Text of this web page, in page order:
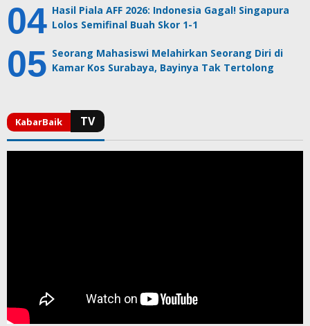
Hasil Piala AFF 2026: Indonesia Gagal! Singapura
Lolos Semifinal Buah Skor 1-1
Seorang Mahasiswi Melahirkan Seorang Diri di
Kamar Kos Surabaya, Bayinya Tak Tertolong